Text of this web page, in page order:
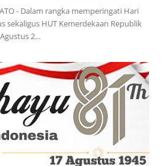
- Dalam rangka memperingati Hari
sekaligus HUT Kemerdekaan Republik
2…